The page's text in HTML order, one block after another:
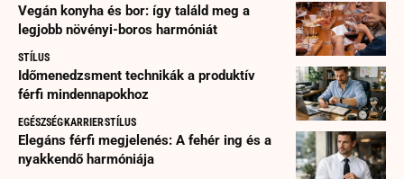
Vegán konyha és bor: így találd meg a
legjobb növényi-boros harmóniát
STÍLUS
Időmenedzsment technikák a produktív
férfi mindennapokhoz
EGÉSZSÉGKARRIERSTÍLUS
Elegáns férfi megjelenés: A fehér ing és a
nyakkendő harmóniája